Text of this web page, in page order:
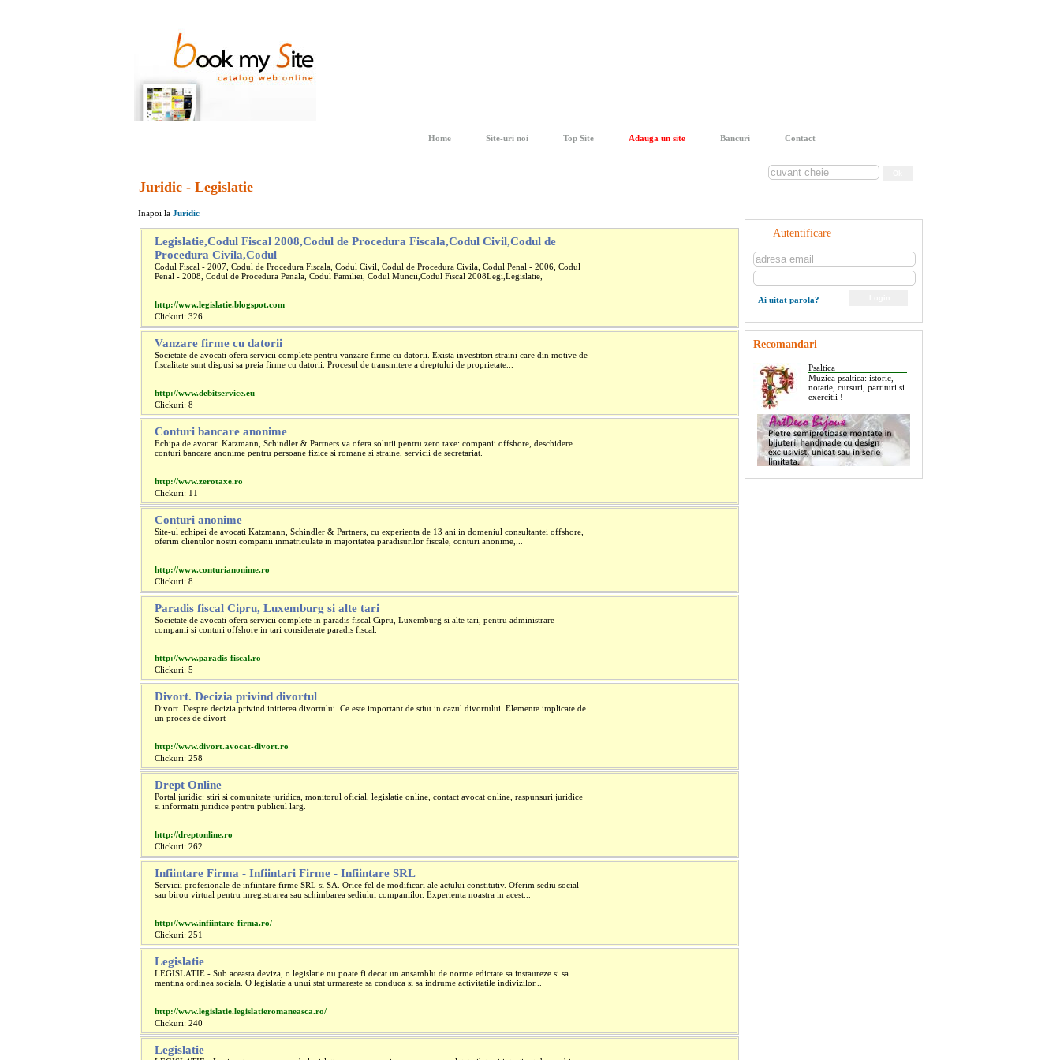
Home Site-uri noi Top Site Adauga un site Bancuri Contact
Juridic - Legislatie
Inapoi la Juridic
Legislatie,Codul Fiscal 2008,Codul de Procedura Fiscala,Codul Civil,Codul de
Procedura Civila,Codul
Codul Fiscal - 2007, Codul de Procedura Fiscala, Codul Civil, Codul de Procedura Civila, Codul Penal - 2006, Codul
Penal - 2008, Codul de Procedura Penala, Codul Familiei, Codul Muncii,Codul Fiscal 2008Legi,Legislatie,
http://www.legislatie.blogspot.com
Clickuri: 326
Vanzare firme cu datorii
Societate de avocati ofera servicii complete pentru vanzare firme cu datorii. Exista investitori straini care din motive de
fiscalitate sunt dispusi sa preia firme cu datorii. Procesul de transmitere a dreptului de proprietate...
http://www.debitservice.eu
Clickuri: 8
Conturi bancare anonime
Echipa de avocati Katzmann, Schindler & Partners va ofera solutii pentru zero taxe: companii offshore, deschidere
conturi bancare anonime pentru persoane fizice si romane si straine, servicii de secretariat.
http://www.zerotaxe.ro
Clickuri: 11
Conturi anonime
Site-ul echipei de avocati Katzmann, Schindler & Partners, cu experienta de 13 ani in domeniul consultantei offshore,
oferim clientilor nostri companii inmatriculate in majoritatea paradisurilor fiscale, conturi anonime,...
http://www.conturianonime.ro
Clickuri: 8
Paradis fiscal Cipru, Luxemburg si alte tari
Societate de avocati ofera servicii complete in paradis fiscal Cipru, Luxemburg si alte tari, pentru administrare
companii si conturi offshore in tari considerate paradis fiscal.
http://www.paradis-fiscal.ro
Clickuri: 5
Divort. Decizia privind divortul
Divort. Despre decizia privind initierea divortului. Ce este important de stiut in cazul divortului. Elemente implicate de
un proces de divort
http://www.divort.avocat-divort.ro
Clickuri: 258
Drept Online
Portal juridic: stiri si comunitate juridica, monitorul oficial, legislatie online, contact avocat online, raspunsuri juridice
si informatii juridice pentru publicul larg.
http://dreptonline.ro
Clickuri: 262
Infiintare Firma - Infiintari Firme - Infiintare SRL
Servicii profesionale de infiintare firme SRL si SA. Orice fel de modificari ale actului constitutiv. Oferim sediu social
sau birou virtual pentru inregistrarea sau schimbarea sediului companiilor. Experienta noastra in acest...
http://www.infiintare-firma.ro/
Clickuri: 251
Legislatie
LEGISLATIE - Sub aceasta deviza, o legislatie nu poate fi decat un ansamblu de norme edictate sa instaureze si sa
mentina ordinea sociala. O legislatie a unui stat urmareste sa conduca si sa indrume activitatile indivizilor...
http://www.legislatie.legislatieromaneasca.ro/
Clickuri: 240
Legislatie
Autentificare
Ai uitat parola?
Recomandari
Psaltica
Muzica psaltica: istoric,
notatie, cursuri, partituri si
exercitii !